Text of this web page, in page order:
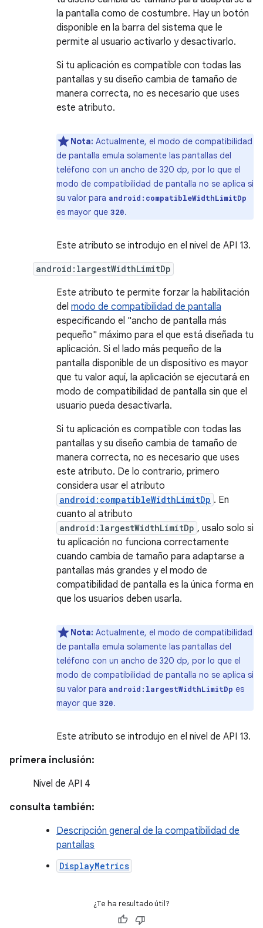
la pantalla como de costumbre. Hay un botón
disponible en la barra del sistema que le
permite al usuario activarlo y desactivarlo.
Si tu aplicación es compatible con todas las
pantallas y su diseño cambia de tamaño de
manera correcta, no es necesario que uses
este atributo.
Nota: Actualmente, el modo de compatibilidad
de pantalla emula solamente las pantallas del
teléfono con un ancho de 320 dp, por lo que el
modo de compatibilidad de pantalla no se aplica si
su valor para android:compatibleWidthLimitDp
es mayor que 320.
Este atributo se introdujo en el nivel de API 13.
android:largestWidthLimitDp
Este atributo te permite forzar la habilitación
del modo de compatibilidad de pantalla
especificando el "ancho de pantalla más
pequeño" máximo para el que está diseñada tu
aplicación. Si el lado más pequeño de la
pantalla disponible de un dispositivo es mayor
que tu valor aquí, la aplicación se ejecutará en
modo de compatibilidad de pantalla sin que el
usuario pueda desactivarla.
Si tu aplicación es compatible con todas las
pantallas y su diseño cambia de tamaño de
manera correcta, no es necesario que uses
este atributo. De lo contrario, primero
considera usar el atributo
android:compatibleWidthLimitDp . En
cuanto al atributo
android:largestWidthLimitDp , usalo solo si
tu aplicación no funciona correctamente
cuando cambia de tamaño para adaptarse a
pantallas más grandes y el modo de
compatibilidad de pantalla es la única forma en
que los usuarios deben usarla.
Nota: Actualmente, el modo de compatibilidad
de pantalla emula solamente las pantallas del
teléfono con un ancho de 320 dp, por lo que el
modo de compatibilidad de pantalla no se aplica si
su valor para android:largestWidthLimitDp es
mayor que 320.
Este atributo se introdujo en el nivel de API 13.
primera inclusión:
Nivel de API 4
consulta también:
Descripción general de la compatibilidad de
pantallas
DisplayMetrics
¿Te ha resultado útil?